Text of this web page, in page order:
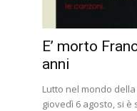
E’ morto
anni
Lutto nel mondo
giovedì 6 agosto, si è